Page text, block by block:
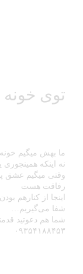
توی خونه 19 عشق جاریست
ما بهش میگیم
نه اینکه همینجوری
وقتی میگیم
رفاقت هست
اینجا از کنارهم
شفا می‌گیریم…
شما هم دعوتید
۰۹۳۵۴۱۸۸۴۵۳